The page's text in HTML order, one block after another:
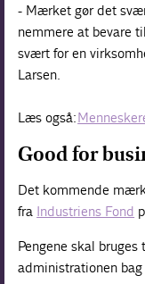
- Mærket gør det
nemmere at bevare
svært for en
Larsen.
Læs også:
Good for
Det kommende
fra Industriens Fond
Pengene skal
administrationen